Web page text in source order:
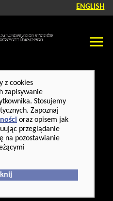
ENGLISH
z cookies
zapisywanie
Stosujemy
Zapoznaj
oraz opisem jak
przeglądanie
na pozostawianie